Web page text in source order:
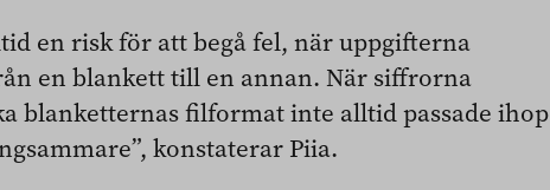
en risk för att begå fel, när uppgifterna
en blankett till en annan. När siffrorna
blanketternas filformat inte alltid passade ihop
konstaterar Piia.